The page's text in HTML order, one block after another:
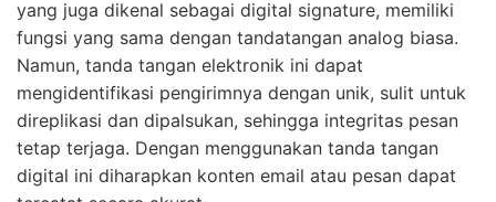
yang juga dikenal sebagai digital signature, memiliki
fungsi yang sama dengan tandatangan analog biasa.
Namun, tanda tangan elektronik ini dapat
mengidentifikasi pengirimnya dengan unik, sulit untuk
direplikasi dan dipalsukan, sehingga integritas pesan
tetap terjaga. Dengan menggunakan tanda tangan
digital ini diharapkan konten email atau pesan dapat